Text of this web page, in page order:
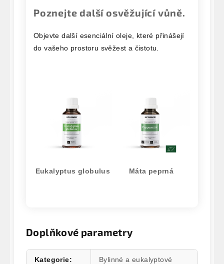
Poznejte další osvěžující vůně.
Objevte další esenciální oleje, které přinášejí
do vašeho prostoru svěžest a čistotu.
Eukalyptus globulus Máta peprná
Doplňkové parametry
Kategorie: Bylinné a eukalyptové